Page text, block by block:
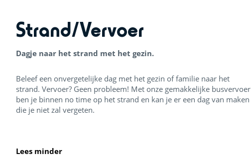
Strand/Vervoer
Dagje naar het strand met het gezin.
Beleef een onvergetelijke dag met het gezin of familie naar het
strand. Vervoer? Geen probleem! Met onze gemakkelijke busvervoer
ben je binnen no time op het strand en kan je er een dag van maken
die je niet zal vergeten.
Lees minder